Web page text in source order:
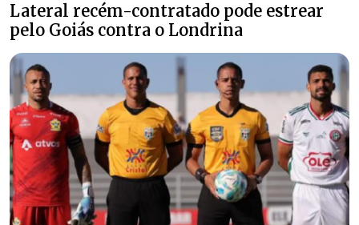
Lateral recém-contratado pode estrear
pelo Goiás contra o Londrina